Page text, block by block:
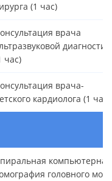
(1 час)
врача
час)
врача-
кардиолога (1 час)
компьютерная
головного